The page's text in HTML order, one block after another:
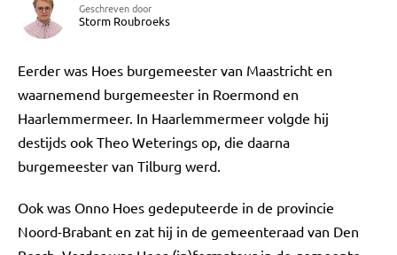
Geschreven door
Storm Roubroeks
Eerder was Hoes burgemeester van Maastricht en
waarnemend burgemeester in Roermond en
Haarlemmermeer. In Haarlemmermeer volgde hij
destijds ook Theo Weterings op, die daarna
burgemeester van Tilburg werd.
Ook was Onno Hoes gedeputeerde in de provincie
Noord-Brabant en zat hij in de gemeenteraad van Den